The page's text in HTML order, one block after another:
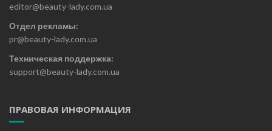
editor@beauty-lady.com.ua
Отдел рекламы:
pr@beauty-lady.com.ua
Техническая поддержка:
support@beauty-lady.com.ua
ПРАВОВАЯ ИНФОРМАЦИЯ